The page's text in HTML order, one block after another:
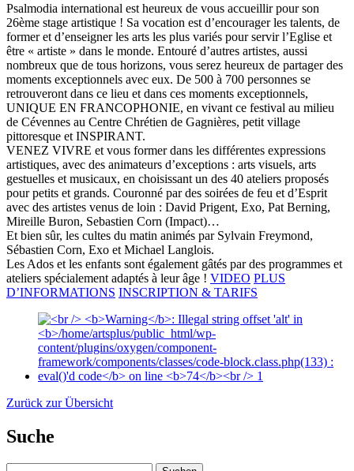
Psalmodia international est heureux de vous accueillir pour son
26ème stage artistique ! Sa vocation est d’encourager les talents, de
former et d’enseigner les arts les plus variés pour servir l’Eglise et
être « artiste » dans le monde. Entouré d’autres artistes, aussi
nombreux que de tous horizons, vous serez heureux de partager des
moments exceptionnels avec eux. De 500 à 700 personnes se
retrouveront dans ce lieu et dans ces moments exceptionnels,
UNIQUE EN FRANCOPHONIE, en vivant ce festival au milieu
de Cévennes au Centre Chrétien de Gagnières, petit village
pittoresque et INSPIRANT.
VENEZ VIVRE et vous former dans les différentes expressions
artistiques, avec des animateurs d’exceptions : arts visuels, arts
gestuelles et musicaux, en choisissant un des 40 ateliers proposés
pour petits et grands. Couronné par des soirées de feu et d’Esprit
avec des artistes venus de loin : David Prigent, Exo, Pat Berning,
Mireille Buron, Sebastien Corn (Impact)…
Et bien sûr, les cultes du matin animés par Sylvain Freymond,
Sébastien Corn, Exo et Michael Langlois.
Les Ados et les enfants sont également gâtés par des programmes et
ateliers spécialement adaptés à leur âge ! VIDEO PLUS
D’INFORMATIONS INSCRIPTION & TARIFS
Zurück zur Übersicht
Suche